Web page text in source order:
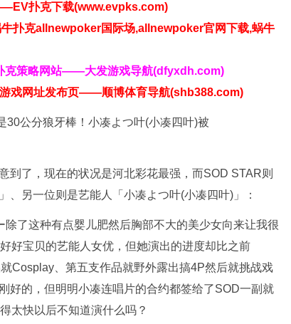
扑克下载(www.evpks.com)
扑克allnewpoker国际场,allnewpoker官网下载,蜗牛
克策略网站——大发游戏导航(dfyxdh.com)
戏网址发布页——顺博体育导航(shb388.com)
到了，现在的状况是河北彩花最强，而SOD STAR则
另一位则是艺能人「小凑よつ叶(小凑四叶)」：
了这种有点婴儿肥然后胸部不大的美少女向来让我很
好宝贝的艺能人女优，但她演出的进度却比之前
Cosplay、第五支作品就野外露出搞4P然后就挑战戏
的，但明明小凑连唱片的合约都签给了SOD一副就
太快以后不知道演什么吗？